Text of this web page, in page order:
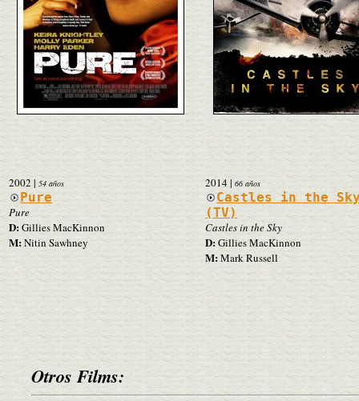
2002 | 54 años
Pure
Pure
D:Gillies MacKinnon
M:Nitin Sawhney
2014| 66 años
Castles in the
(TV)
Castles in the Sky
D:Gillies MacKinnon
M:Mark Russell
Otros Films: